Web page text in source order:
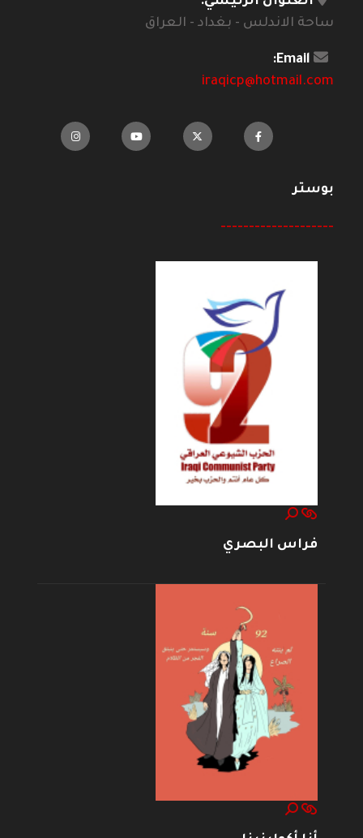
ساحة الاندلس - بغداد - العراق
Email:
iraqicp@hotmail.com
بوستر
--------------------
فراس البصري